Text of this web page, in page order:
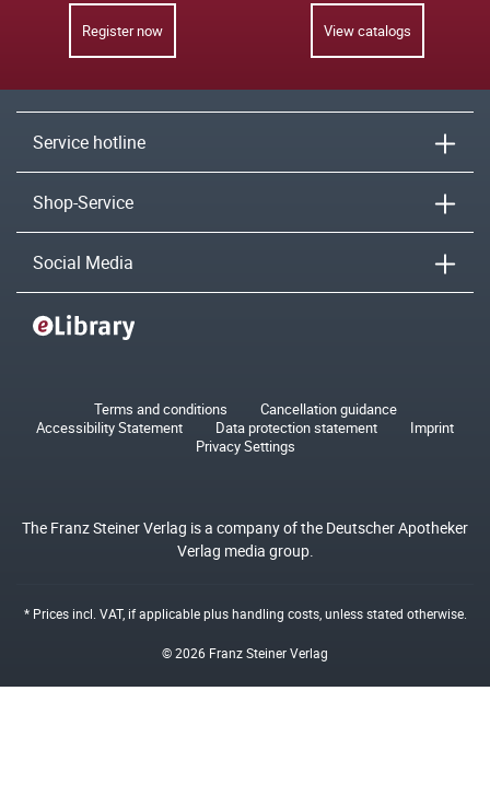
Register now View catalogs
Service hotline
Shop-Service
Social Media
Terms and conditions
Cancellation guidance
Accessibility Statement
Data protection statement
Imprint
Privacy Settings
The Franz Steiner Verlag is a company of the Deutscher Apotheker
Verlag media group.
* Prices incl. VAT, if applicable plushandling costs, unless stated otherwise.
© 2026 Franz Steiner Verlag